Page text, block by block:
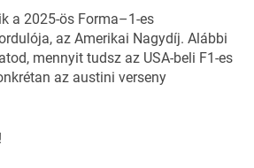
a 2025-ös Forma–1-es
az Amerikai Nagydíj. Alábbi
mennyit tudsz az USA-beli F1-es
az austini verseny